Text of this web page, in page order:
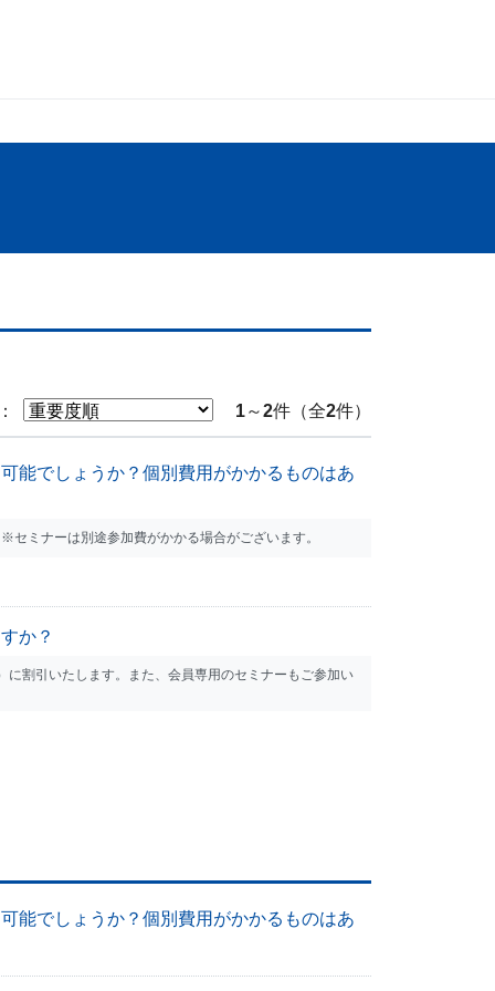
1～2件（全2件）
能でしょうか？個別費用がかかるものはあ
ミナーは別途参加費がかかる場合がございます。
か？
割引いたします。また、会員専用のセミナーもご参加い
能でしょうか？個別費用がかかるものはあ